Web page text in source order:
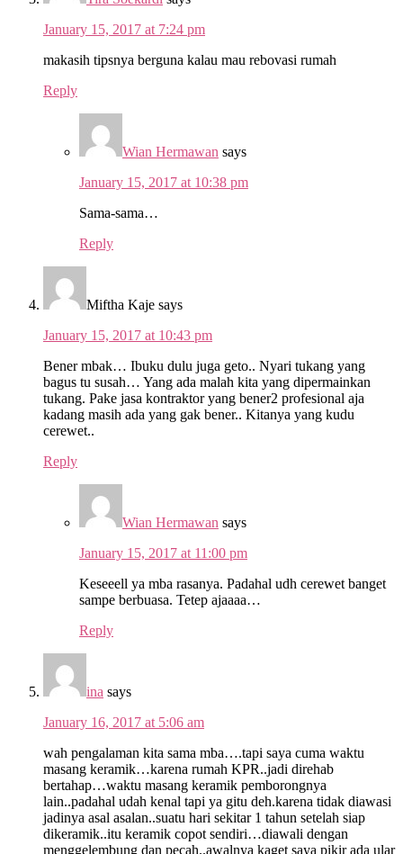
January 15, 2017 at 7:24 pm
makasih tipsnya berguna kalau mau rebovasi rumah
Reply
Wian Hermawan says
January 15, 2017 at 10:38 pm
Sama-sama…
Reply
Miftha Kaje says
January 15, 2017 at 10:43 pm
Bener mbak… Ibuku dulu juga geto.. Nyari tukang yang
bagus tu susah… Yang ada malah kita yang dipermainkan
tukang. Pake jasa kontraktor yang bener2 profesional aja
kadang masih ada yang gak bener.. Kitanya yang kudu
cerewet..
Reply
Wian Hermawan says
January 15, 2017 at 11:00 pm
Keseeell ya mba rasanya. Padahal udh cerewet banget
sampe berbuasa. Tetep ajaaaa…
Reply
ina says
January 16, 2017 at 5:06 am
wah pengalaman kita sama mba….tapi saya cuma waktu
masang keramik…karena rumah KPR..jadi direhab
bertahap…waktu masang keramik pemborongnya
lain..padahal udah kenal tapi ya gitu deh.karena tidak diawasi
jadinya asal asalan..suatu hari sekitar 1 tahun setelah siap
dikeramik..itu keramik copot sendiri…diawali dengan
menggelembung dan pecah..awalnya kaget saya pikir ada ular